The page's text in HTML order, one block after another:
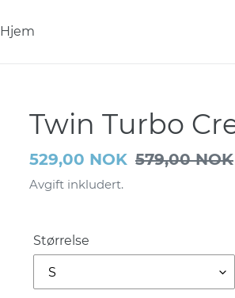
Hjem
Twin Turbo
Salgspris
529,00 NOK Vanlig
579,00 NOK
Avgift inkludert.
Størrelse